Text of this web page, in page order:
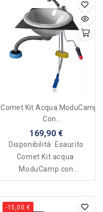
Comet Kit Acqua ModuCamp
Con
Lavandino/rubinetto/pompa
Ad Immersione
169,90 €
Disponibilità: Esaurito
Comet Kit acqua
ModuCamp con
lavandino/rubinetto/pom
scarico per le acque
-15,00 €